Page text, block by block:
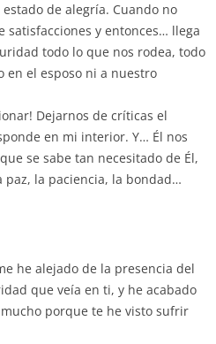
de alegría. Cuando no
satisfacciones y entonces… llega
todo lo que nos rodea, todo
en el esposo ni a nuestro
Dejarnos de críticas el
en mi interior. Y… Él nos
se sabe tan necesitado de Él,
la paciencia, la bondad…
he alejado de la presencia del
que veía en ti, y he acabado
porque te he visto sufrir